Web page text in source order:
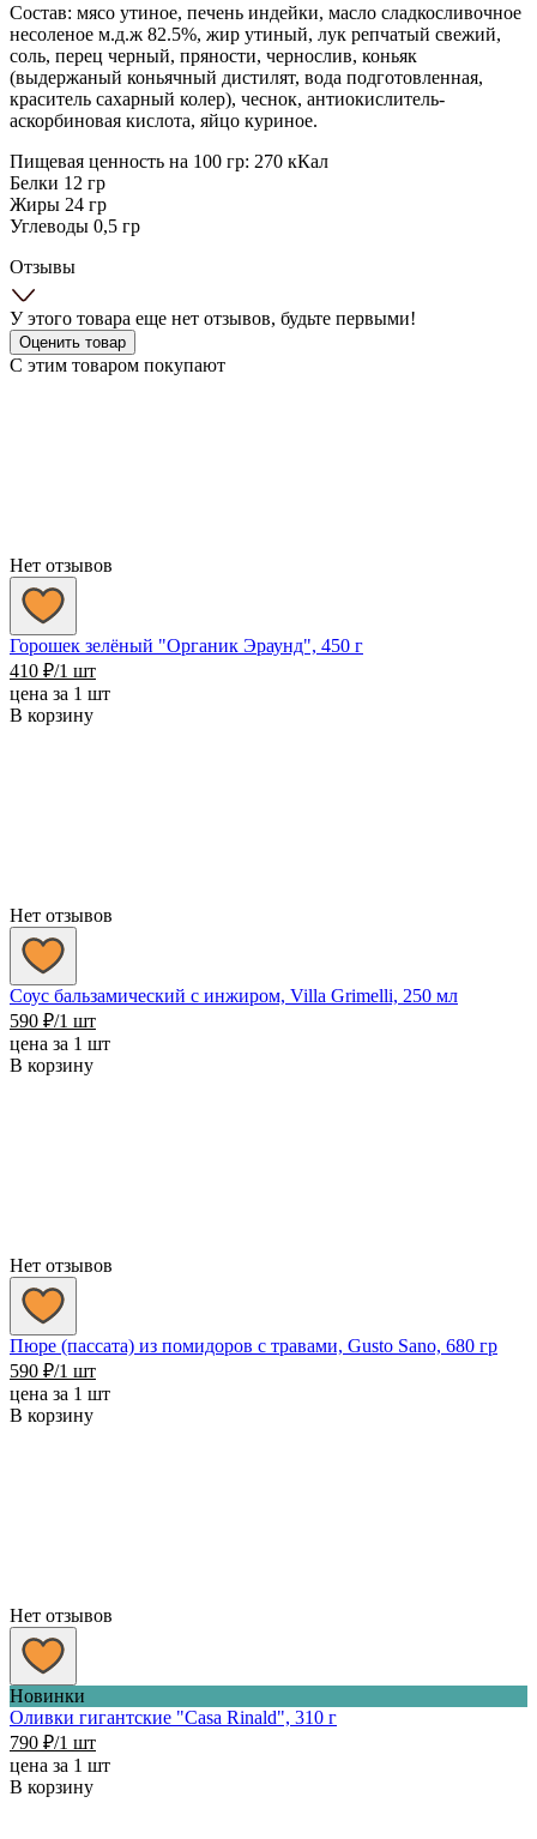
Состав: мясо утиное, печень индейки, масло сладкосливочное
несоленое м.д.ж 82.5%, жир утиный, лук репчатый свежий,
соль, перец черный, пряности, чернослив, коньяк
(выдержаный коньячный дистилят, вода подготовленная,
краситель сахарный колер), чеснок, антиокислитель-
аскорбиновая кислота, яйцо куриное.
Пищевая ценность на 100 гр: 270 кКал
Белки 12 гр
Жиры 24 гр
Углеводы 0,5 гр
Отзывы
У этого товара еще нет отзывов, будьте первыми!
Оценить товар
С этим товаром покупают
Нет отзывов
Горошек зелёный "Органик Эраунд", 450 г
410 ₽/1 шт
цена за 1 шт
В корзину
Нет отзывов
Соус бальзамический с инжиром, Villa Grimelli, 250 мл
590 ₽/1 шт
цена за 1 шт
В корзину
Нет отзывов
Пюре (пассата) из помидоров с травами, Gusto Sano, 680 гр
590 ₽/1 шт
цена за 1 шт
В корзину
Нет отзывов
Новинки
Оливки гигантские "Casa Rinald", 310 г
790 ₽/1 шт
цена за 1 шт
В корзину